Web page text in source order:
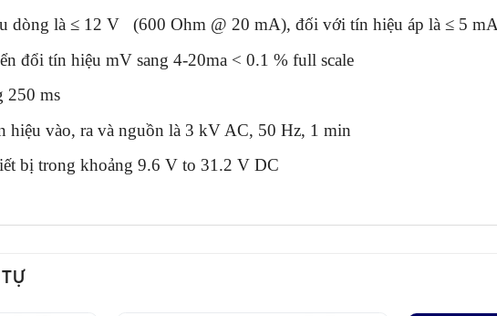
dòng là ≤ 12 V (600 Ohm @ 20 mA), đối với tín hiệu áp là ≤ 5
đổi tín hiệu mV sang 4-20ma < 0.1 % full scale
250 ms
hiệu vào, ra và nguồn là 3 kV AC, 50 Hz, 1 min
bị trong khoảng 9.6 V to 31.2 V DC